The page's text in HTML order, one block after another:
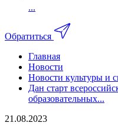
...
Обратиться
Главная
Новости
Новости культуры и
Дан старт
образовательных...
21.08.2023